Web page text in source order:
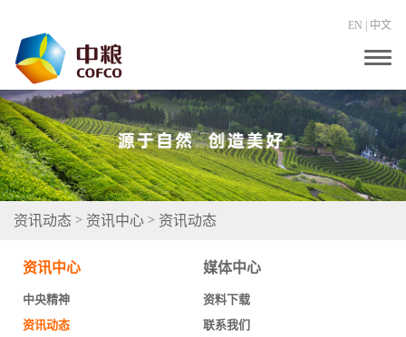
EN 中文
T
g
g
e
n
a
v
i
资讯动态 > 资讯中心 > 资讯动态
资讯中心
中央精神
资讯动态
媒体中心
资料下载
联系我们